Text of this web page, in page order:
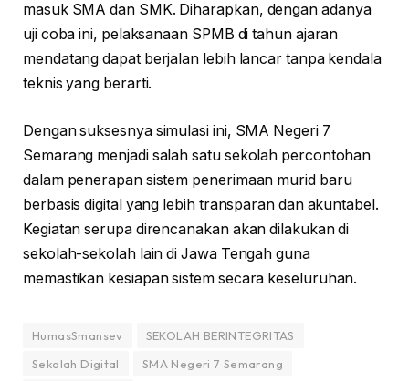
masuk SMA dan SMK. Diharapkan, dengan adanya
uji coba ini, pelaksanaan SPMB di tahun ajaran
mendatang dapat berjalan lebih lancar tanpa kendala
teknis yang berarti.
Dengan suksesnya simulasi ini, SMA Negeri 7
Semarang menjadi salah satu sekolah percontohan
dalam penerapan sistem penerimaan murid baru
berbasis digital yang lebih transparan dan akuntabel.
Kegiatan serupa direncanakan akan dilakukan di
sekolah-sekolah lain di Jawa Tengah guna
memastikan kesiapan sistem secara keseluruhan.
HumasSmansev
SEKOLAH BERINTEGRITAS
Sekolah Digital
SMA Negeri 7 Semarang